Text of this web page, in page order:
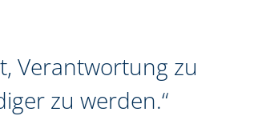
Verantwortung zu
zu werden.“